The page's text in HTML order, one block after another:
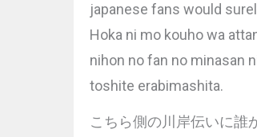
japanese fans would
Hoka ni mo kouho wa
nihon no fan no minasan
toshite erabimashita.
こちら側の川岸伝いに誰